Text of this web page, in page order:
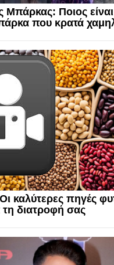
Ποιος
που κρατά
καλύτερες πηγές
τη διατροφή σας